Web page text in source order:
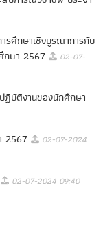
รศึกษาเชิงบูรณาการกับ
กษา 2567
02-07-
บัติงานของนักศึกษา
2567
02-07-2024
02-07-2024 09:40